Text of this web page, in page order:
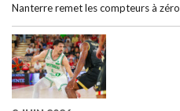
Nanterre remet les compteurs à zéro